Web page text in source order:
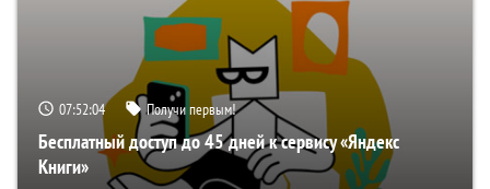
07:52:03 Получи первым!
Бесплатный доступ до 45 дней к сервису «Яндекс
Книги»